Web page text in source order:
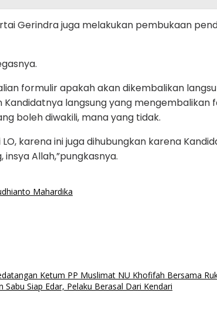
Gerindra juga melakukan pembukaan
formulir apakah akan dikembalikan
langsung yang mengembalikan
boleh diwakili, mana yang tidak.
karena ini juga dihubungkan karena
Allah,”pungkasnya.
Mahardika
Ketum PP Muslimat NU Khofifah Bersama
Siap Edar, Pelaku Berasal Dari Kendari